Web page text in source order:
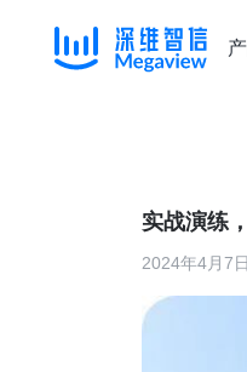
实战演练
2024年4月7日